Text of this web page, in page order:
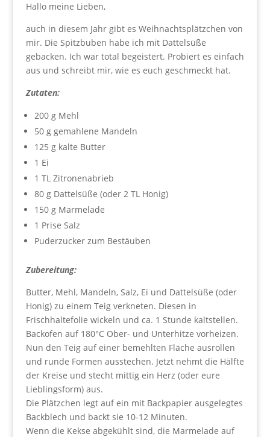
Hallo meine Lieben,
auch in diesem Jahr gibt es Weihnachtsplätzchen von
mir. Die Spitzbuben habe ich mit Dattelsüße
gebacken. Ich war total begeistert. Probiert es einfach
aus und schreibt mir, wie es euch geschmeckt hat.
Zutaten:
200 g Mehl
50 g gemahlene Mandeln
125 g kalte Butter
1 Ei
1 TL Zitronenabrieb
80 g Dattelsüße (oder 2 TL Honig)
150 g Marmelade
1 Prise Salz
Puderzucker zum Bestäuben
Zubereitung:
Butter, Mehl, Mandeln, Salz, Ei und Dattelsüße (oder
Honig) zu einem Teig verkneten. Diesen in
Frischhaltefolie wickeln und ca. 1 Stunde kaltstellen.
Backofen auf 180°C Ober- und Unterhitze vorheizen.
Nun den Teig auf einer bemehlten Fläche ausrollen
und runde Formen ausstechen. Jetzt nehmt die Hälfte
der Kreise und stecht mittig ein Herz (oder eure
Lieblingsform) aus.
Die Plätzchen legt auf ein mit Backpapier ausgelegtes
Backblech und backt sie 10-12 Minuten.
Wenn die Kekse abgekühlt sind, die Marmelade auf